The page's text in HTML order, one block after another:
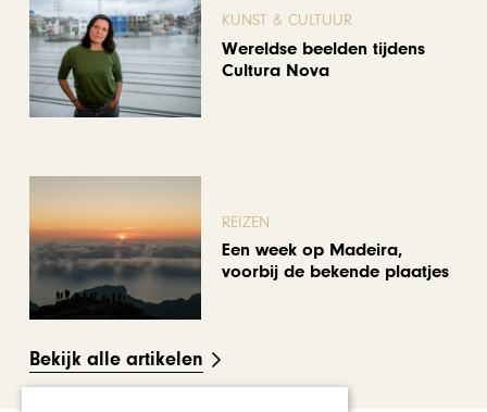
KUNST & CULTUUR
Wereldse beelden tijdens
Cultura Nova
REIZEN
Een week op Madeira,
voorbij de bekende plaatjes
Bekijk alle artikelen